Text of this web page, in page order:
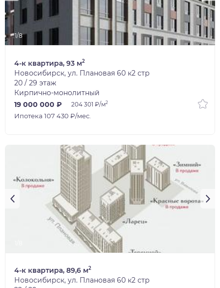
1/8
4-к квартира, 93 м2
Новосибирск, ул. Плановая 60 к2 стр
20 / 29 этаж
Кирпично-монолитный
19 000 000 ₽
204 301 ₽/м2
Ипотека 107 430 ₽/мес.
4-к квартира, 89,6 м2
Новосибирск, ул. Плановая 60 к2 стр